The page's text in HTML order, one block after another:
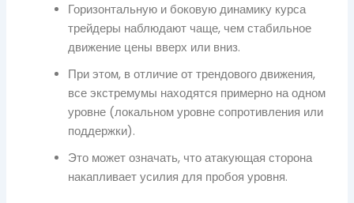
Горизонтальную и боковую динамику курса
трейдеры наблюдают чаще, чем стабильное
движение цены вверх или вниз.
При этом, в отличие от трендового движения,
все экстремумы находятся примерно на одном
уровне (локальном уровне сопротивления или
поддержки).
Это может означать, что атакующая сторона
накапливает усилия для пробоя уровня.